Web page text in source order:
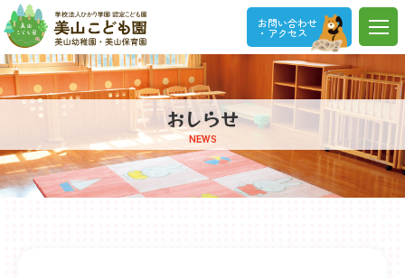
お問い合わせ
・アクセス
おしらせ
NEWS